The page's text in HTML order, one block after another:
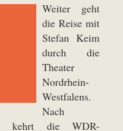
Weiter geht
die Reise mit
Stefan Keim
durch die
Theater
Nordrhein-
Westfalens.
Nach
kehrt die WDR-